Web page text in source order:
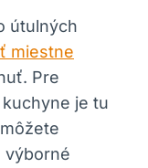
útulných
miestne
Pre
je tu
výborné